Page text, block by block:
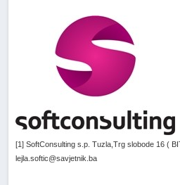
[1] SoftConsulting s.p. Tuzla,Trg slobode 16 (
lejla.softic@savjetnik.ba